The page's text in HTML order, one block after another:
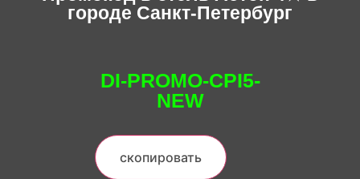
городе Санкт-Петербург
DI-PROMO-CPI5-
NEW
скопировать